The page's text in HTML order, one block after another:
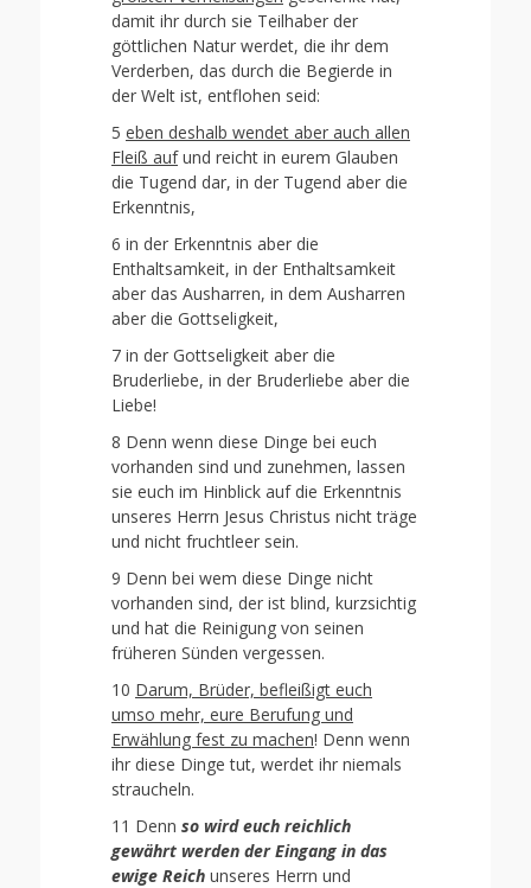
damit ihr durch sie Teilhaber der
göttlichen Natur werdet, die ihr dem
Verderben, das durch die Begierde in
der Welt ist, entflohen seid:
5 eben deshalb wendet aber auch allen
Fleiß aufund reicht in eurem Glauben
die Tugend dar, in der Tugend aber die
Erkenntnis,
6 in der Erkenntnis aber die
Enthaltsamkeit, in der Enthaltsamkeit
aber das Ausharren, in dem Ausharren
aber die Gottseligkeit,
7 in der Gottseligkeit aber die
Bruderliebe, in der Bruderliebe aber die
Liebe!
8 Denn wenn diese Dinge bei euch
vorhanden sind und zunehmen, lassen
sie euch im Hinblick auf die Erkenntnis
unseres Herrn Jesus Christus nicht träge
und nicht fruchtleer sein.
9 Denn bei wem diese Dinge nicht
vorhanden sind, der ist blind, kurzsichtig
und hat die Reinigung von seinen
früheren Sünden vergessen.
10 Darum, Brüder, befleißigt euch
umso mehr, eure Berufung und
Erwählung fest zu machen! Denn wenn
ihr diese Dinge tut, werdet ihr niemals
straucheln.
11 Denn so wird euch reichlich
gewährt werden der Eingang in das
ewige Reich unseres Herrn und